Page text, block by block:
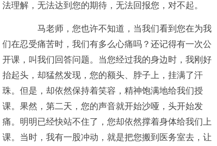
法理解，无法达到您的期待，无法回报您，对不起。
马老师，您也许不知道，当我们看到您在为我
们在忍受痛苦时，我们有多么心痛吗？还记得有一次公
开课，叫我们回答问题。当您经过我的身边时，我刚好
抬起头，却猛然发现，您的额头、脖子上，挂满了汗
珠。但是，却依然保持着笑容，精神饱满地给我们授
课。果然，第二天，您的声音就开始沙哑，头开始发
痛。明明已经快站不住了，您却依然撑着身体给我们上
课。当时，我有一股冲动，就是把您搬到医务室去，让